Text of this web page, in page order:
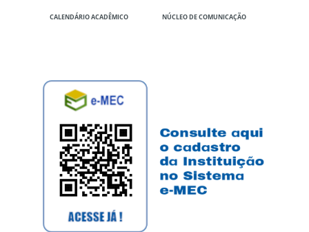
CALENDÁRIO ACADÊMICO NÚCLEO DE COMUNICAÇÃO